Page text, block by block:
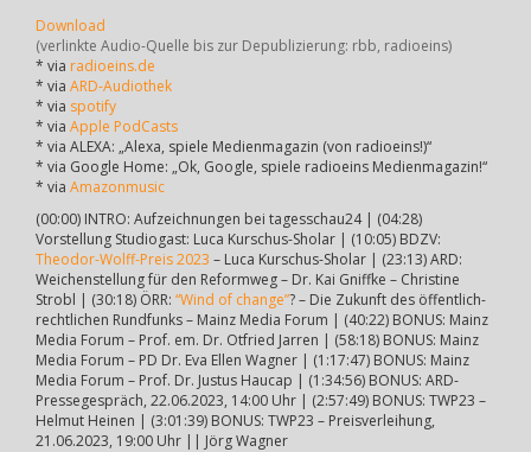
Download
(verlinkte Audio-Quelle bis zur Depublizierung: rbb, radioeins)
* via radioeins.de
* via ARD-Audiothek
* via spotify
* via Apple PodCasts
* via ALEXA: „Alexa, spiele Medienmagazin (von radioeins!)“
* via Google Home: „Ok, Google, spiele radioeins Medienmagazin!“
* via Amazonmusic
(00:00) INTRO: Aufzeichnungen bei tagesschau24 | (04:28)
Vorstellung Studiogast: Luca Kurschus-Sholar | (10:05) BDZV:
Theodor-Wolff-Preis 2023 – Luca Kurschus-Sholar | (23:13) ARD:
Weichenstellung für den Reformweg – Dr. Kai Gniffke – Christine
Strobl | (30:18) ÖRR: “Wind of change”? – Die Zukunft des öffentlich-
rechtlichen Rundfunks – Mainz Media Forum | (40:22) BONUS: Mainz
Media Forum – Prof. em. Dr. Otfried Jarren | (58:18) BONUS: Mainz
Media Forum – PD Dr. Eva Ellen Wagner | (1:17:47) BONUS: Mainz
Media Forum – Prof. Dr. Justus Haucap | (1:34:56) BONUS: ARD-
Pressegespräch, 22.06.2023, 14:00 Uhr | (2:57:49) BONUS: TWP23 –
Helmut Heinen | (3:01:39) BONUS: TWP23 – Preisverleihung,
21.06.2023, 19:00 Uhr || Jörg Wagner